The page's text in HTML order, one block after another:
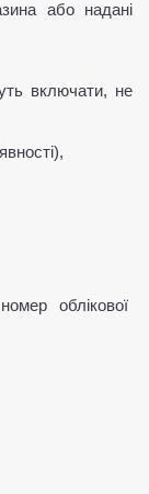
або надані
включати, не
облікової